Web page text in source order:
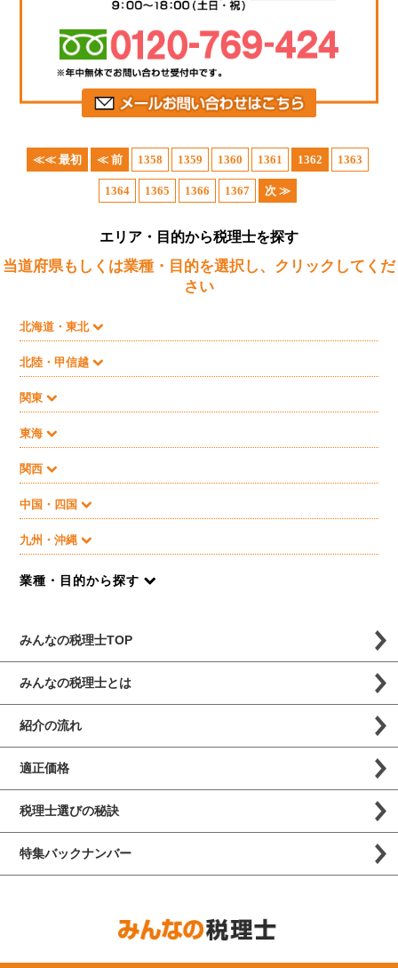
≪≪ 最初 ≪ 前 1358 1359 1360 1361 1362 1363
1364 1365 1366 1367 次 ≫
エリア・目的から税理士を探す
当道府県もしくは業種・目的を選択し、クリックしてくだ
さい
北海道・東北
北陸・甲信越
関東
東海
関西
中国・四国
九州・沖縄
業種・目的から探す
みんなの税理士TOP
みんなの税理士とは
紹介の流れ
適正価格
税理士選びの秘訣
特集バックナンバー